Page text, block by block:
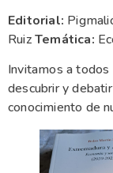
Editorial:
RuizTemática:
Invitamos a todos
descubrir y
conocimiento de